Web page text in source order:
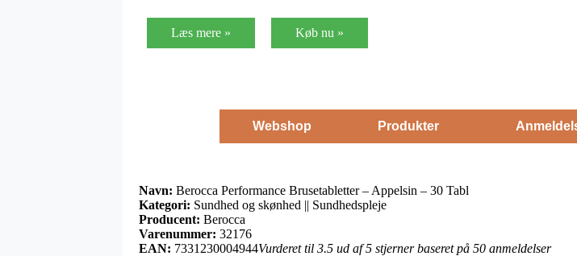
Læs mere » Køb nu »
Webshop Produkter
Navn: Berocca Performance Brusetabletter – Appelsin – 30 Tabl
Kategori: Sundhed og skønhed || Sundhedspleje
Producent: Berocca
Varenummer: 32176
EAN: 7331230004944Vurderet til 3.5 ud af 5 stjerner baseret på 50 anmeldelser